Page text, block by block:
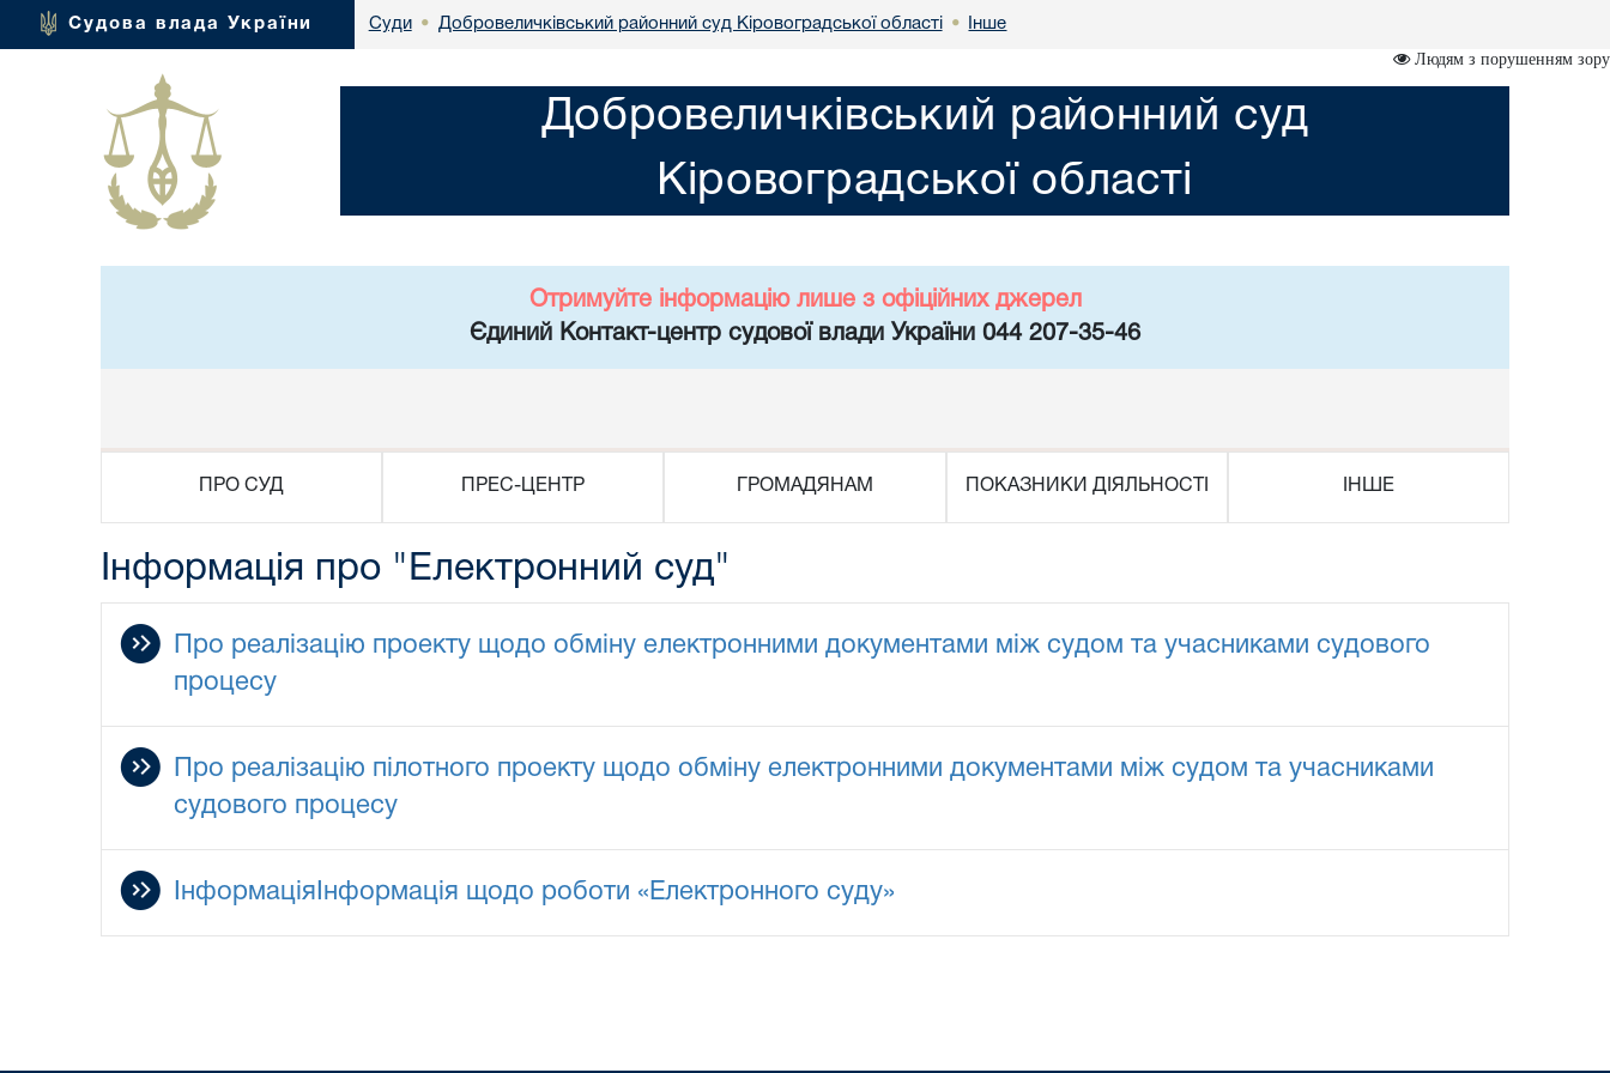
Судова влада України Суди • Добровеличківський районний суд Кіровоградської області • Інше
Людям з порушенням зору
Добровеличківський районний суд
Кіровоградської області
Отримуйте інформацію лише з офіційних джерел
Єдиний Контакт-центр судової влади України 044 207-35-46
ПРО СУД ПРЕС-ЦЕНТР ГРОМАДЯНАМ ПОКАЗНИКИ ДІЯЛЬНОСТІ ІНШЕ
Інформація про "Електронний суд"
Про реалізацію проекту щодо обміну електронними документами між судом та учасниками судового
процесу
Про реалізацію пілотного проекту щодо обміну електронними документами між судом та учасниками
судового процесу
ІнформаціяІнформація щодо роботи «Електронного суду»